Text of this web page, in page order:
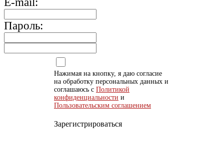
Пароль:
Нажимая на кнопку, я даю согласие
на обработку персональных данных и
соглашаюсь с Политикой
конфиденциальности и
Пользовательским соглашением
Зарегистрироваться